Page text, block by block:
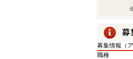
募集情報（
職種